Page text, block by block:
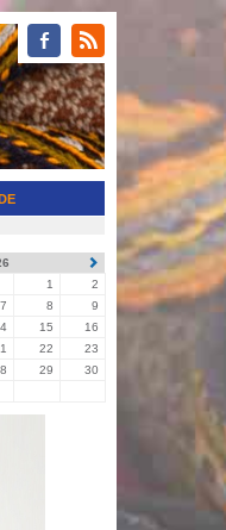
1
2
7 8
9
15
16
22
23
29
30